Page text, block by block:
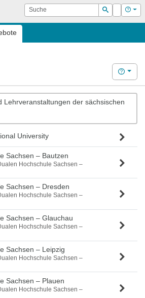
Suche
Suchen
Login Hilfe
Hilfe
Lehrveranstaltungen der sächsischen
University
Sachsen – Bautzen
Hochschule Sachsen –
Sachsen – Dresden
Hochschule Sachsen –
Sachsen – Glauchau
Hochschule Sachsen –
Sachsen – Leipzig
Hochschule Sachsen –
Sachsen – Plauen
Hochschule Sachsen –